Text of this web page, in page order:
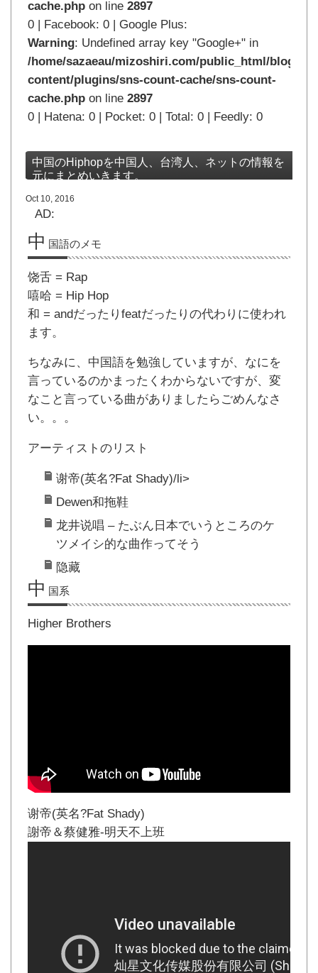
cache.php on line 2897
0 | Facebook: 0 | Google Plus:
Warning: Undefined array key "Google+" in
/home/sazaeau/mizoshiri.com/public_html/
content/plugins/sns-count-cache/sns-count-
cache.php on line 2897
0 | Hatena: 0 | Pocket: 0 | Total: 0 | Feedly: 0
中国のHiphopを中国人、台湾人、ネットの情報を
元にまとめいきます。
Oct 10, 2016
AD:
中 国語のメモ
饶舌 = Rap
嘻哈 = Hip Hop
和 = andだったりfeatだったりの代わりに使われ
ます。
ちなみに、中国語を勉強していますが、なにを
言っているのかまったくわからないですが、変
なこと言っている曲がありましたらごめんなさ
い。。。
アーティストのリスト
谢帝(英名?Fat Shady)/li>
Dewen和拖鞋
龙井说唱 – たぶん日本でいうところのケ
ツメイシ的な曲作ってそう
隐藏
中 国系
Higher Brothers
谢帝(英名?Fat Shady)
謝帝＆蔡健雅-明天不上班